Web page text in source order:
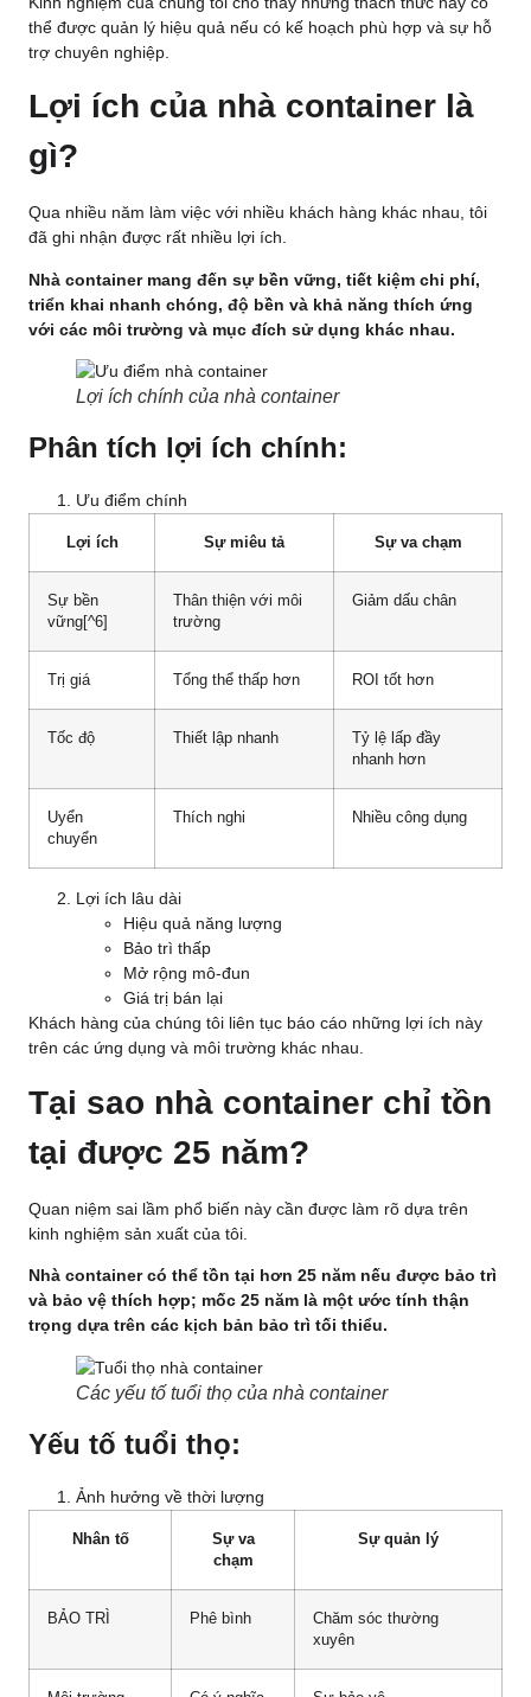
thể được quản lý hiệu quả nếu có kế hoạch phù hợp và sự hỗ
trợ chuyên nghiệp.
Lợi ích của nhà container là
gì?
Qua nhiều năm làm việc với nhiều khách hàng khác nhau, tôi
đã ghi nhận được rất nhiều lợi ích.
Nhà container mang đến sự bền vững, tiết kiệm chi phí,
triển khai nhanh chóng, độ bền và khả năng thích ứng
với các môi trường và mục đích sử dụng khác nhau.
Lợi ích chính của nhà container
Phân tích lợi ích chính:
Ưu điểm chính
Lợi ích Sự miêu tả Sự va chạm
Sự bền
vững [^6]
Thân thiện với môi
trường
Giảm dấu chân
Trị giá Tổng thể thấp hơn ROI tốt hơn
Tốc độ Thiết lập nhanh
Tỷ lệ lấp đầy
nhanh hơn
Uyển
chuyển
Thích nghi Nhiều công dụng
Lợi ích lâu dài
Hiệu quả năng lượng
Bảo trì thấp
Mở rộng mô-đun
Giá trị bán lại
Khách hàng của chúng tôi liên tục báo cáo những lợi ích này
trên các ứng dụng và môi trường khác nhau.
Tại sao nhà container chỉ tồn
tại được 25 năm?
Quan niệm sai lầm phổ biến này cần được làm rõ dựa trên
kinh nghiệm sản xuất của tôi.
Nhà container có thể tồn tại hơn 25 năm nếu được bảo trì
và bảo vệ thích hợp; mốc 25 năm là một ước tính thận
trọng dựa trên các kịch bản bảo trì tối thiểu.
Các yếu tố tuổi thọ của nhà container
Yếu tố tuổi thọ:
Ảnh hưởng về thời lượng
Nhân tố
Sự va
chạm
Sự quản lý
BẢO TRÌ Phê bình
Chăm sóc thường
xuyên